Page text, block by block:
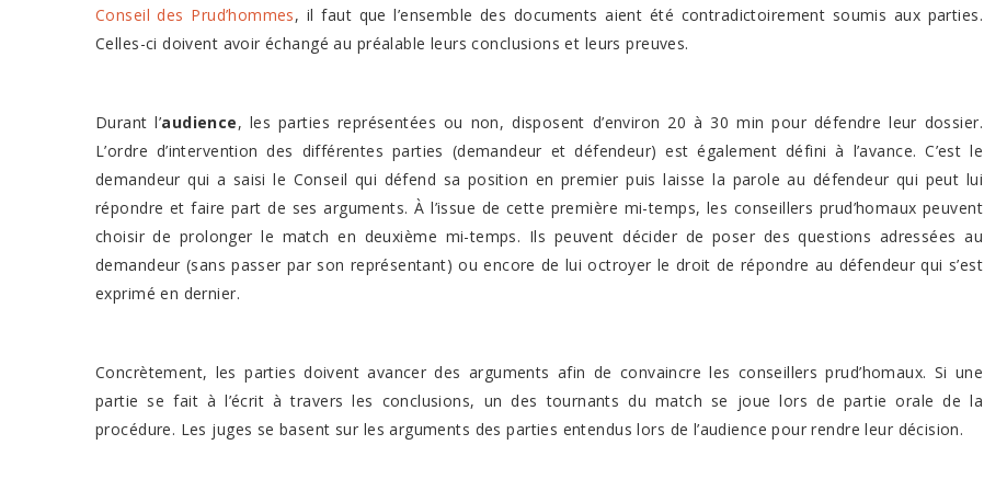
Conseil des Prud’hommes, il faut que l’ensemble des documents aient été contradictoirement soumis aux parties.
Celles-ci doivent avoir échangé au préalable leurs conclusions et leurs preuves.
Durant l’audience, les parties représentées ou non, disposent d’environ 20 à 30 min pour défendre leur dossier.
L’ordre d’intervention des différentes parties (demandeur et défendeur) est également défini à l’avance. C’est le
demandeur qui a saisi le Conseil qui défend sa position en premier puis laisse la parole au défendeur qui peut lui
répondre et faire part de ses arguments. À l’issue de cette première mi-temps, les conseillers prud’homaux peuvent
choisir de prolonger le match en deuxième mi-temps. Ils peuvent décider de poser des questions adressées au
demandeur (sans passer par son représentant) ou encore de lui octroyer le droit de répondre au défendeur qui s’est
exprimé en dernier.
Concrètement, les parties doivent avancer des arguments afin de convaincre les conseillers prud’homaux. Si une
partie se fait à l’écrit à travers les conclusions, un des tournants du match se joue lors de partie orale de la
procédure. Les juges se basent sur les arguments des parties entendus lors de l’audience pour rendre leur décision.